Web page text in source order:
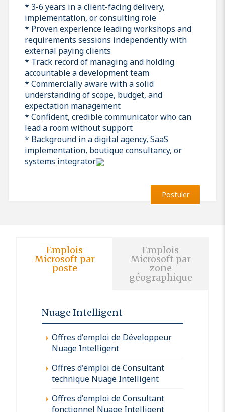
* 3-6 years in a client-facing delivery,
implementation, or consulting role
* Proven experience leading workshops and
requirements sessions independently with
external paying clients
* Track record of managing and holding
accountable a development team
* Commercially aware with a solid
understanding of scope, budget, and
expectation management
* Confident, credible communicator who can
lead a room without support
* Background in a digital agency, SaaS
implementation, boutique consultancy, or
systems integrator
Postuler
Emplois
Microsoft par
poste
Emplois
Microsoft par
zone
géographique
Nuage Intelligent
Offres d'emploi de Développeur
Nuage Intelligent
Offres d'emploi de Consultant
technique Nuage Intelligent
Offres d'emploi de Consultant
fonctionnel Nuage Intelligent